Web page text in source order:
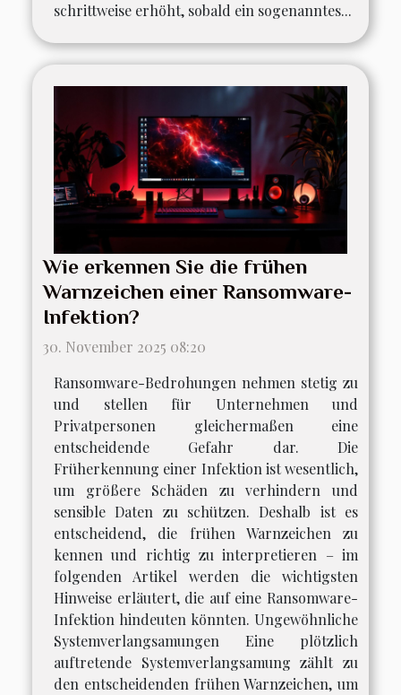
schrittweise erhöht, sobald ein sogenanntes...
Wie erkennen Sie die frühen
Warnzeichen einer Ransomware-
Infektion?
30. November 2025 08:20
Ransomware-Bedrohungen nehmen stetig zu
und stellen für Unternehmen und
Privatpersonen gleichermaßen eine
entscheidende Gefahr dar. Die
Früherkennung einer Infektion ist wesentlich,
um größere Schäden zu verhindern und
sensible Daten zu schützen. Deshalb ist es
entscheidend, die frühen Warnzeichen zu
kennen und richtig zu interpretieren – im
folgenden Artikel werden die wichtigsten
Hinweise erläutert, die auf eine Ransomware-
Infektion hindeuten könnten. Ungewöhnliche
Systemverlangsamungen Eine plötzlich
auftretende Systemverlangsamung zählt zu
den entscheidenden frühen Warnzeichen, um